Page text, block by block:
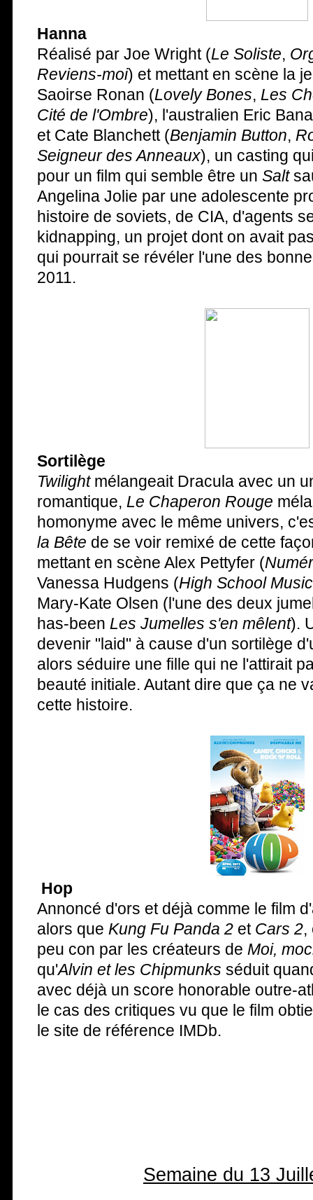
Hanna
Réalisé par Joe Wright (Le Soliste,
Reviens-moi) et mettant en scène la
Saoirse Ronan (Lovely Bones, Les
Cité de l'Ombre), l'australien Eric
et Cate Blanchett (Benjamin Button,
Seigneur des Anneaux), un casting
pour un film qui semble être un Salt
Angelina Jolie par une adolescente
histoire de soviets, de CIA, d'agents
kidnapping, un projet dont on avait
qui pourrait se révéler l'une des
2011.
Sortilège
Twilight mélangeait Dracula avec un
romantique, Le Chaperon Rouge
homonyme avec le même univers,
la Bête de se voir remixé de cette
mettant en scène Alex Pettyfer (
Vanessa Hudgens (High School
Mary-Kate Olsen (l'une des deux
has-been Les Jumelles s'en mêlent).
devenir "laid" à cause d'un sortilège
alors séduire une fille qui ne l'attirait
beauté initiale. Autant dire que ça ne
cette histoire.
Hop
Annoncé d'ors et déjà comme le film
alors que Kung Fu Panda 2 et Cars 2,
peu con par les créateurs de Moi,
qu'Alvin et les Chipmunks séduit
avec déjà un score honorable outre-
le cas des critiques vu que le film
le site de référence IMDb.
Semaine du 13